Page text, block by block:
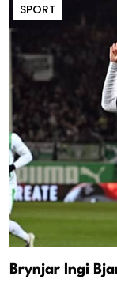
SPORT
Brynjar Ingi